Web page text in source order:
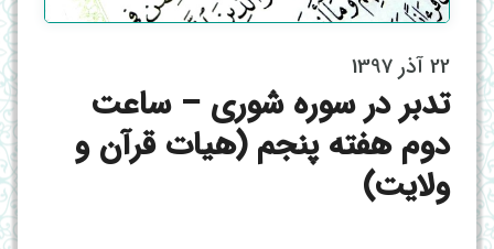
22 آذر 1397
تدبر در سوره شوری – ساعت
دوم هفته پنجم (هیات قرآن و
ولایت)